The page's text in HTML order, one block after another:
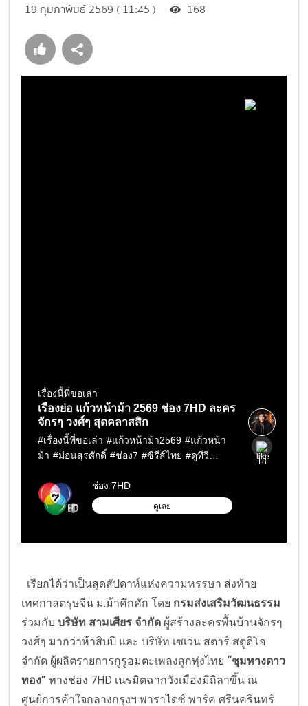
19 กุมภาพันธ์ 2569 ( 11:45 ) 168
เรียกได้ว่าเป็นสุดสัปดาห์แห่งความหรรษา ส่งท้าย
เทศกาลตรุษจีน ม.ม้าคึกคัก โดย กรมส่งเสริมวัฒนธรรม
ร่วมกับ บริษัท สามเศียร จำกัด ผู้สร้างละครพื้นบ้านจักรๆ
วงศ์ๆ มากว่าห้าสิบปี และ บริษัท เซเว่น สตาร์ สตูดิโอ
จำกัด ผู้ผลิตรายการกูรูอมตะเพลงลูกทุ่งไทย “ชุมทางดาว
ทอง” ทางช่อง 7HD เนรมิตฉากวังเมืองมิถิลาขึ้น ณ
ศูนย์การค้าใจกลางกรุงฯ พาราไดซ์ พาร์ค ศรีนครินทร์